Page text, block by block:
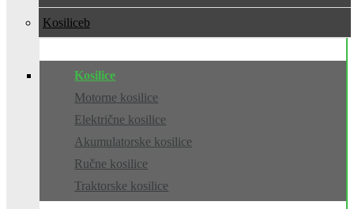
Kosilice
Kosilice
Motorne kosilice
Električne kosilice
Akumulatorske kosilice
Ručne kosilice
Traktorske kosilice